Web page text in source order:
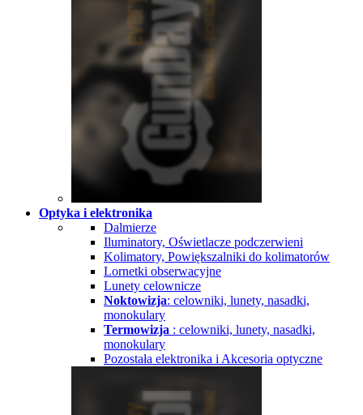
Optyka i elektronika
Dalmierze
Iluminatory, Oświetlacze podczerwieni
Kolimatory, Powiększalniki do kolimatorów
Lornetki obserwacyjne
Lunety celownicze
Noktowizja: celowniki, lunety, nasadki,
monokulary
Termowizja : celowniki, lunety, nasadki,
monokulary
Pozostała elektronika i Akcesoria optyczne